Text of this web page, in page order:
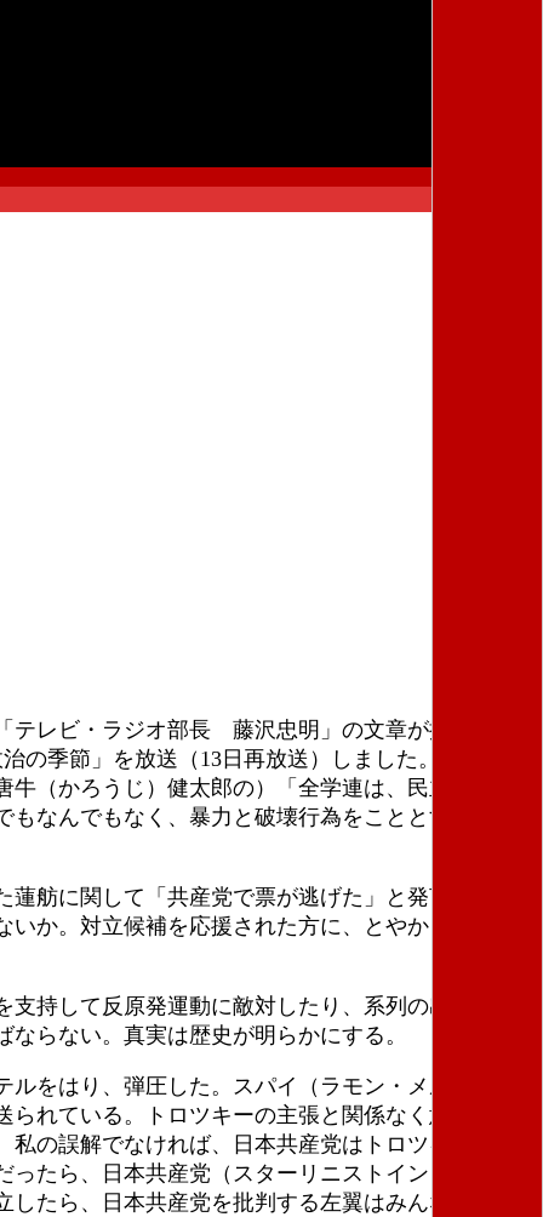
レビ・ラジオ部長 藤沢忠明」の文章が掲載され
季節」を放送（13日再放送）しました。番組
（かろうじ）健太郎の）「全学連は、民主的な学
なんでもなく、暴力と破壊行為をこととする挑
舫に関して「共産党で票が逃げた」と発言したこ
か。対立候補を応援された方に、とやかく言われ
持して反原発運動に敵対したり、系列の出版社か
らない。真実は歴史が明らかにする。
をはり、弾圧した。スパイ（ラモン・メルカデ
れている。トロツキーの主張と関係なく意見のこ
の誤解でなければ、日本共産党はトロツキー暗殺
たら、日本共産党（スターリニストインター日本
たら、日本共産党を批判する左翼はみんな抹殺さ